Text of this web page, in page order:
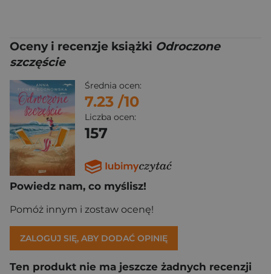
Oceny i recenzje książki Odroczone
szczęście
Średnia ocen:
7.23 /10
Liczba ocen:
157
Powiedz nam, co myślisz!
Pomóż innym i zostaw ocenę!
ZALOGUJ SIĘ, ABY DODAĆ OPINIĘ
Ten produkt nie ma jeszcze żadnych recenzji